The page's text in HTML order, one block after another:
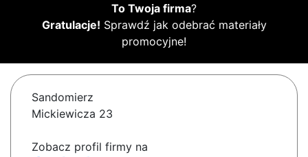
To Twoja firma?
Gratulacje! Sprawdź jak odebrać materiały
promocyjne!
Sandomierz
Mickiewicza 23
Zobacz profil firmy na